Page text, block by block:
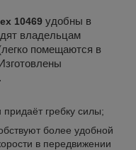
10469 удобны в
владельцам
помещаются в
придаёт гребку силы;
более удобной
в передвижении